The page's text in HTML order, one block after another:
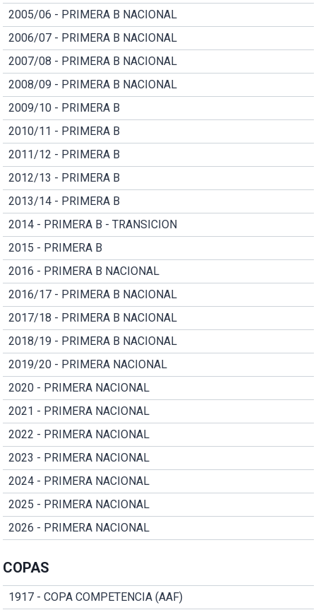
2005/06 - PRIMERA B NACIONAL
2006/07 - PRIMERA B NACIONAL
2007/08 - PRIMERA B NACIONAL
2008/09 - PRIMERA B NACIONAL
2009/10 - PRIMERA B
2010/11 - PRIMERA B
2011/12 - PRIMERA B
2012/13 - PRIMERA B
2013/14 - PRIMERA B
2014 - PRIMERA B - TRANSICION
2015 - PRIMERA B
2016 - PRIMERA B NACIONAL
2016/17 - PRIMERA B NACIONAL
2017/18 - PRIMERA B NACIONAL
2018/19 - PRIMERA B NACIONAL
2019/20 - PRIMERA NACIONAL
2020 - PRIMERA NACIONAL
2021 - PRIMERA NACIONAL
2022 - PRIMERA NACIONAL
2023 - PRIMERA NACIONAL
2024 - PRIMERA NACIONAL
2025 - PRIMERA NACIONAL
2026 - PRIMERA NACIONAL
COPAS
1917 - COPA COMPETENCIA (AAF)